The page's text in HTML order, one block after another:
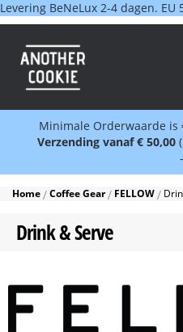
Levering BeNeLux 2-4 dagen. EU
Minimale Orderwaarde is
Verzending vanaf € 50,00
-
Home Coffee Gear FELLOW
Drink & Serve